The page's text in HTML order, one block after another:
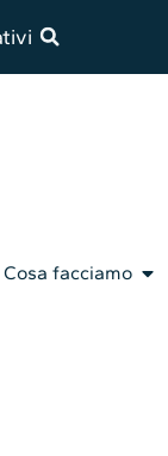
Cosa facciamo